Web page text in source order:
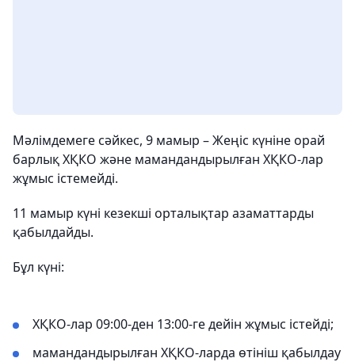
Мәлімдемеге сәйкес, 9 мамыр – Жеңіс күніне орай
барлық ХҚКО және мамандандырылған ХҚКО-лар
жұмыс істемейді.
11 мамыр күні кезекші орталықтар азаматтарды
қабылдайды.
Бұл күні:
ХҚКО-лар 09:00-ден 13:00-ге дейін жұмыс істейді;
мамандандырылған ХҚКО-ларда өтініш қабылдау